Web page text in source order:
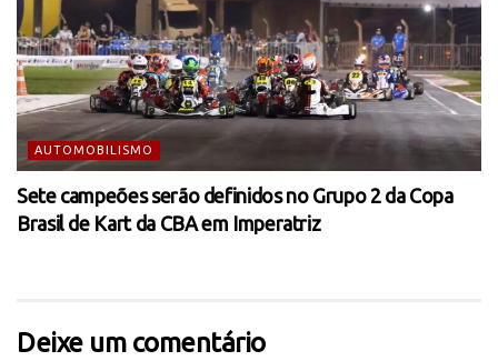
AUTOMOBILISMO
Sete campeões serão definidos no Grupo 2 da Copa
Brasil de Kart da CBA em Imperatriz
Deixe um comentário